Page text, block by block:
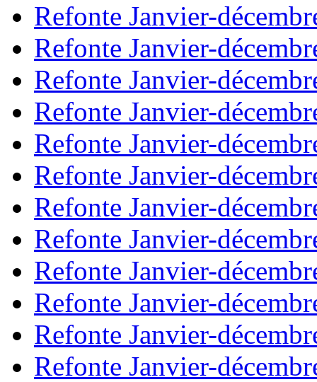
Refonte Janvier-
Refonte Janvier-
Refonte Janvier-
Refonte Janvier-
Refonte Janvier-
Refonte Janvier-
Refonte Janvier-
Refonte Janvier-
Refonte Janvier-
Refonte Janvier-
Refonte Janvier-
Refonte Janvier-